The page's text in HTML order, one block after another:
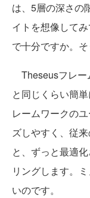
は、5層の深さの
イトを想像して
で十分ですか。そ
Theseusフレー
と同じくらい簡
レームワークの
ズしやすく、従
と、ずっと最適
リングします。
いのです。